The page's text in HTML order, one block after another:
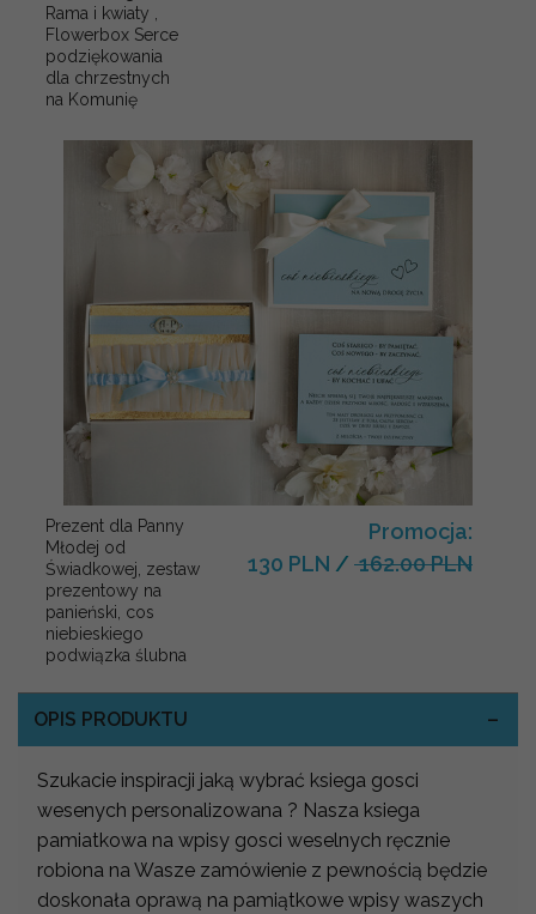
Rama i kwiaty ,
Flowerbox Serce
podziękowania
dla chrzestnych
na Komunię
Prezent dla Panny
Młodej od
Świadkowej, zestaw
prezentowy na
panieński, cos
niebieskiego
podwiązka ślubna
Promocja:
130 PLN / 162.00 PLN
OPIS PRODUKTU
Szukacie inspiracji jaką wybrać ksiega gosci
wesenych personalizowana ? Nasza ksiega
pamiatkowa na wpisy gosci weselnych ręcznie
robiona na Wasze zamówienie z pewnością będzie
doskonała oprawą na pamiątkowe wpisy waszych